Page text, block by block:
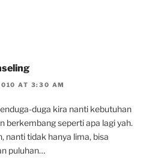
AT 3:30 AM
duga kira nanti kebutuhan
berkembang seperti apa lagi yah.
nanti tidak hanya lima, bisa
puluhan…